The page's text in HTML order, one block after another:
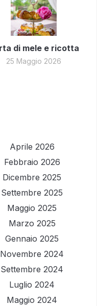
di mele e ricotta
25 Maggio 2026
Aprile 2026
Febbraio 2026
Dicembre 2025
Settembre 2025
Maggio 2025
Marzo 2025
Gennaio 2025
Novembre 2024
Settembre 2024
Luglio 2024
Maggio 2024